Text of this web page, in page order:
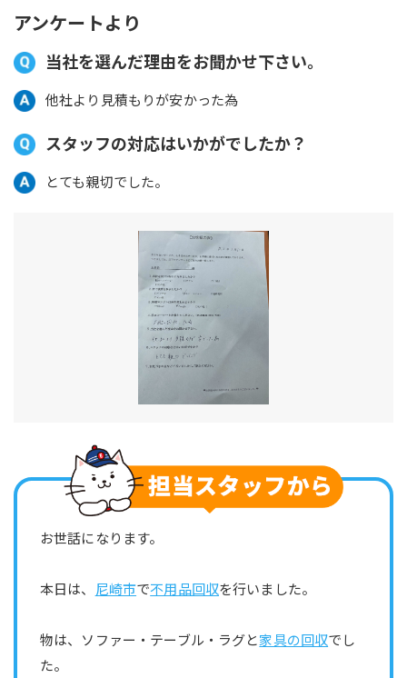
アンケートより
当社を選んだ理由をお聞かせ下さい。
他社より見積もりが安かった為
スタッフの対応はいかがでしたか？
とても親切でした。
お世話になります。
本日は、 尼崎市で不用品回収を行いました。
物は、ソファー・テーブル・ラグと家具の回収でし
た。